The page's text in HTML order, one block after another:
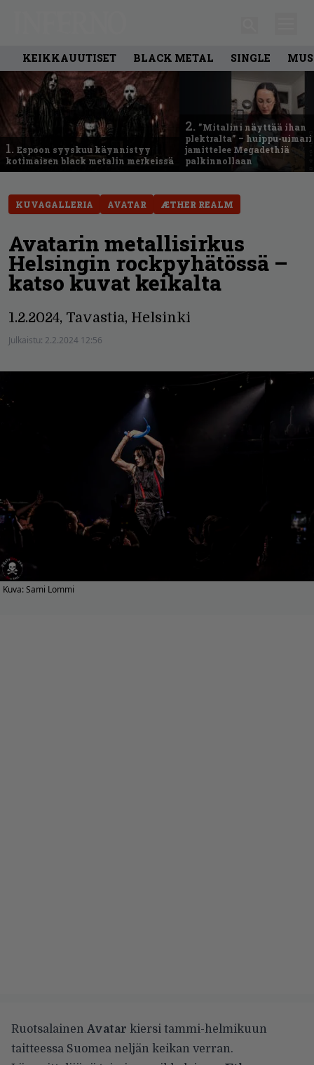
KEIKKAUUTISET BLACK METAL SINGLE
1. Espoon syyskuu käynnistyy
kotimaisen black metalin merkeissä
2. ”Mitalini näyttää ihan
plektralta” – huippu-uimari
jamittelee Megadethiä
palkinnollaan
KUVAGALLERIA AVATAR ÆTHER REALM
Avatarin metallisirkus
Helsingin rockpyhätössä –
katso kuvat keikalta
1.2.2024, Tavastia, Helsinki
Julkaistu: 2.2.2024 12:56
Kuva: Sami Lommi
Ruotsalainen Avatar kiersi tammi-helmikuun
taitteessa Suomea neljän keikan verran.